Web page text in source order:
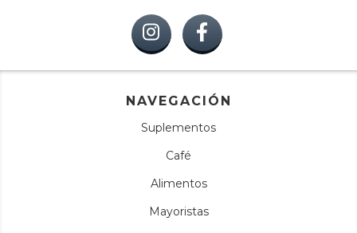
NAVEGACIÓN
Suplementos
Café
Alimentos
Mayoristas